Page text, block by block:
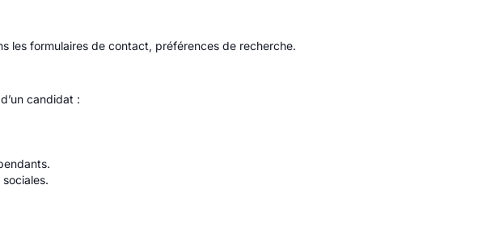
les formulaires de contact, préférences de recherche.
candidat :